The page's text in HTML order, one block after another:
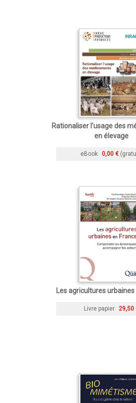
Rationaliser l’usage des
en élevage
eBook 0,00 €
Les agricultures urbaines
Livre papier 29,50